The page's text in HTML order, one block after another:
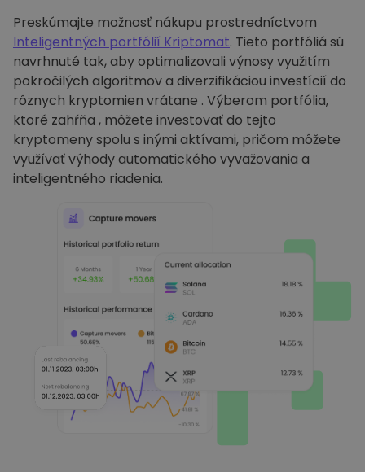
Preskúmajte možnosť nákupu prostredníctvom
Inteligentných portfólií Kriptomat. Tieto portfóliá sú
navrhnuté tak, aby optimalizovali výnosy využitím
pokročilých algoritmov a diverzifikáciou investícií do
rôznych kryptomien vrátane . Výberom portfólia,
ktoré zahŕňa , môžete investovať do tejto
kryptomeny spolu s inými aktívami, pričom môžete
využívať výhody automatického vyvažovania a
inteligentného riadenia.